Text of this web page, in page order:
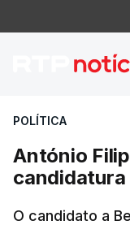
POLÍTICA
António
candidatura
O candidato a